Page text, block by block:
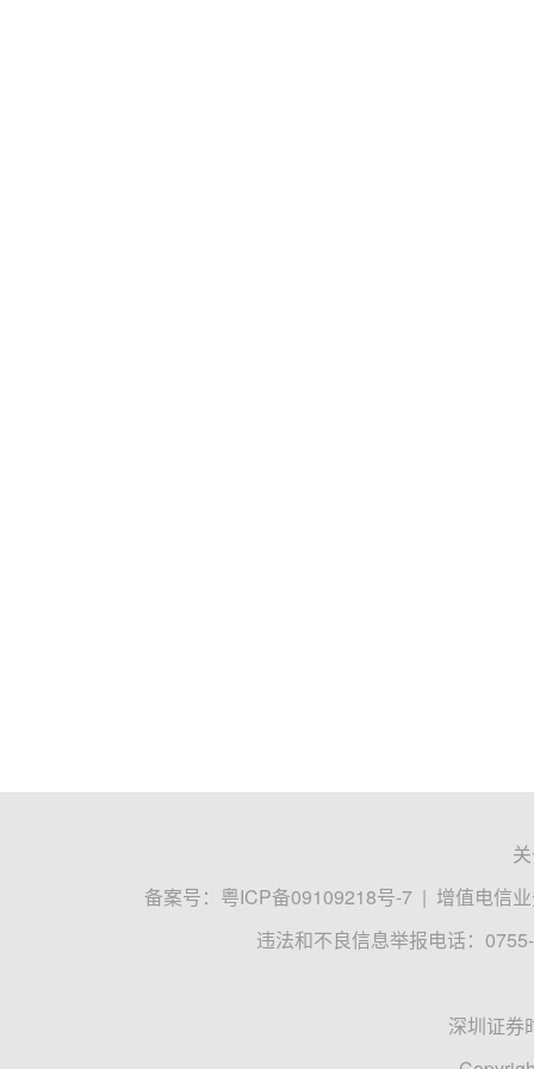
备案号： 粤ICP备09109218号-7 | 增值电信
违法和不良信息举报电话：
深圳证券